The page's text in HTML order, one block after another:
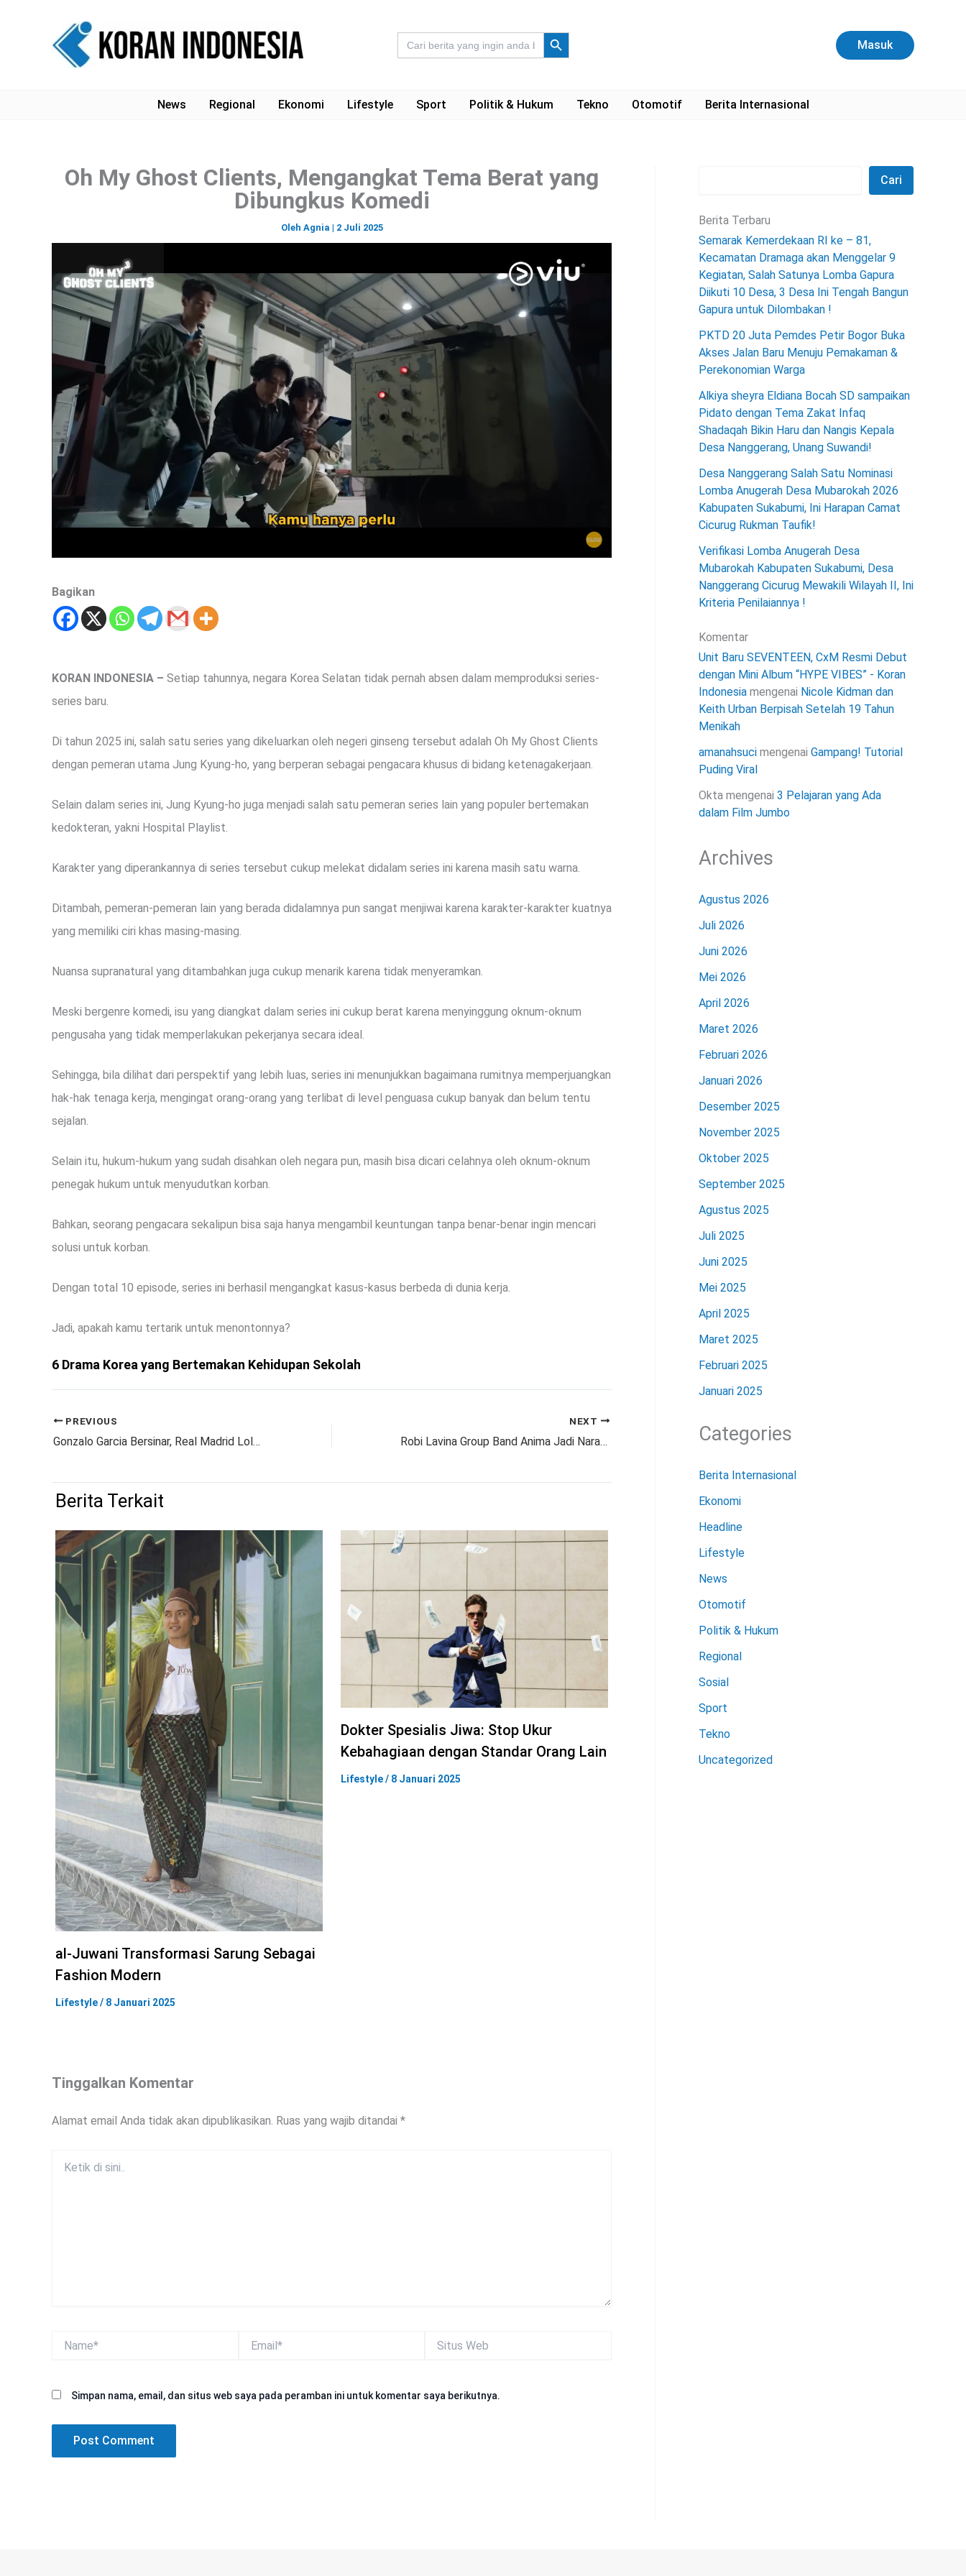
Search
for:
Search Button
Masuk
News Regional Ekonomi Lifestyle Sport Politik & Hukum Tekno Otomotif Berita Internasional
Oh My Ghost Clients, Mengangkat Tema Berat yang
Dibungkus Komedi
Oleh Agnia | 2 Juli 2025
Bagikan
KORAN INDONESIA – Setiap tahunnya, negara Korea Selatan tidak pernah absen dalam memproduksi series-
series baru.
Di tahun 2025 ini, salah satu series yang dikeluarkan oleh negeri ginseng tersebut adalah Oh My Ghost Clients
dengan pemeran utama Jung Kyung-ho, yang berperan sebagai pengacara khusus di bidang ketenagakerjaan.
Selain dalam series ini, Jung Kyung-ho juga menjadi salah satu pemeran series lain yang populer bertemakan
kedokteran, yakni Hospital Playlist.
Karakter yang diperankannya di series tersebut cukup melekat didalam series ini karena masih satu warna.
Ditambah, pemeran-pemeran lain yang berada didalamnya pun sangat menjiwai karena karakter-karakter kuatnya
yang memiliki ciri khas masing-masing.
Nuansa supranatural yang ditambahkan juga cukup menarik karena tidak menyeramkan.
Meski bergenre komedi, isu yang diangkat dalam series ini cukup berat karena menyinggung oknum-oknum
pengusaha yang tidak memperlakukan pekerjanya secara ideal.
Sehingga, bila dilihat dari perspektif yang lebih luas, series ini menunjukkan bagaimana rumitnya memperjuangkan
hak-hak tenaga kerja, mengingat orang-orang yang terlibat di level penguasa cukup banyak dan belum tentu
sejalan.
Selain itu, hukum-hukum yang sudah disahkan oleh negara pun, masih bisa dicari celahnya oleh oknum-oknum
penegak hukum untuk menyudutkan korban.
Bahkan, seorang pengacara sekalipun bisa saja hanya mengambil keuntungan tanpa benar-benar ingin mencari
solusi untuk korban.
Dengan total 10 episode, series ini berhasil mengangkat kasus-kasus berbeda di dunia kerja.
Jadi, apakah kamu tertarik untuk menontonnya?
6 Drama Korea yang Bertemakan Kehidupan Sekolah
PREVIOUS
Gonzalo Garcia Bersinar, Real Madrid Lolos ke Perempatfinal Piala Dunia Antarklub 2025
NEXT
Robi Lavina Group Band Anima Jadi Narasumber Seminar Bahaya Narkoba di Kantor Kecamatan Dramaga Bogor
Berita Terkait
al-Juwani Transformasi Sarung Sebagai
Fashion Modern
Lifestyle/ 8 Januari 2025
Dokter Spesialis Jiwa: Stop Ukur
Kebahagiaan dengan Standar Orang Lain
Lifestyle/ 8 Januari 2025
Tinggalkan Komentar
Alamat email Anda tidak akan dipublikasikan. Ruas yang wajib ditandai *
Web
Simpan nama, email, dan situs web saya pada peramban ini untuk komentar saya berikutnya.
Cari
Berita Terbaru
Semarak Kemerdekaan RI ke – 81,
Kecamatan Dramaga akan Menggelar 9
Kegiatan, Salah Satunya Lomba Gapura
Diikuti 10 Desa, 3 Desa Ini Tengah Bangun
Gapura untuk Dilombakan !
PKTD 20 Juta Pemdes Petir Bogor Buka
Akses Jalan Baru Menuju Pemakaman &
Perekonomian Warga
Alkiya sheyra Eldiana Bocah SD sampaikan
Pidato dengan Tema Zakat Infaq
Shadaqah Bikin Haru dan Nangis Kepala
Desa Nanggerang, Unang Suwandi!
Desa Nanggerang Salah Satu Nominasi
Lomba Anugerah Desa Mubarokah 2026
Kabupaten Sukabumi, Ini Harapan Camat
Cicurug Rukman Taufik!
Verifikasi Lomba Anugerah Desa
Mubarokah Kabupaten Sukabumi, Desa
Nanggerang Cicurug Mewakili Wilayah II, Ini
Kriteria Penilaiannya !
Komentar
Unit Baru SEVENTEEN, CxM Resmi Debut
dengan Mini Album “HYPE VIBES” - Koran
Indonesia mengenai Nicole Kidman dan
Keith Urban Berpisah Setelah 19 Tahun
Menikah
amanahsuci mengenai Gampang! Tutorial
Puding Viral
Okta mengenai 3 Pelajaran yang Ada
dalam Film Jumbo
Archives
Agustus 2026
Juli 2026
Juni 2026
Mei 2026
April 2026
Maret 2026
Februari 2026
Januari 2026
Desember 2025
November 2025
Oktober 2025
September 2025
Agustus 2025
Juli 2025
Juni 2025
Mei 2025
April 2025
Maret 2025
Februari 2025
Januari 2025
Categories
Berita Internasional
Ekonomi
Headline
Lifestyle
News
Otomotif
Politik & Hukum
Regional
Sosial
Sport
Tekno
Uncategorized